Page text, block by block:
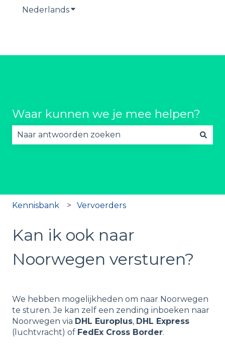
NederlandsSubmenu tonen voor vertalingen
Waar kunnen we je mee helpen?
Kennisbank Vervoerders
Kan ik ook naar
Noorwegen versturen?
We hebben mogelijkheden om naar Noorwegen
te sturen. Je kan zelf een zending inboeken naar
Noorwegen via DHL Europlus, DHL Express
(luchtvracht) of FedEx Cross Border.